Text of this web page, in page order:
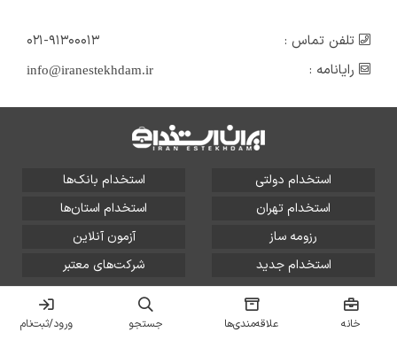
تلفن تماس :
۰۲۱-۹۱۳۰۰۰۱۳
رایانامه :
info@iranestekhdam.ir
استخدام دولتی
استخدام بانک‌ها
استخدام تهران
استخدام استان‌ها
رزومه ساز
آزمون آنلاین
استخدام جدید
شرکت‌های معتبر
تمامی حقوق این سایت برای آلتین سیستم محفوظ است و هر
گونه سوءاستفاده از آن پیگرد قانونی دارد.
خانه علاقه‌مندی‌ها جستجو ورود/ثبت‌نام